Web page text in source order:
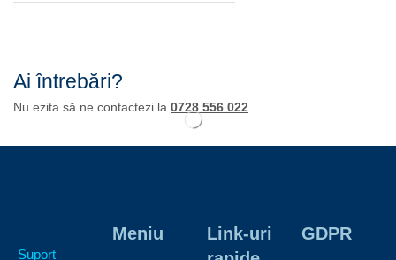
Ai întrebări?
Nu ezita să ne contactezi la 0728 556 022
Suport
Meniu
Link-uri
GDPR